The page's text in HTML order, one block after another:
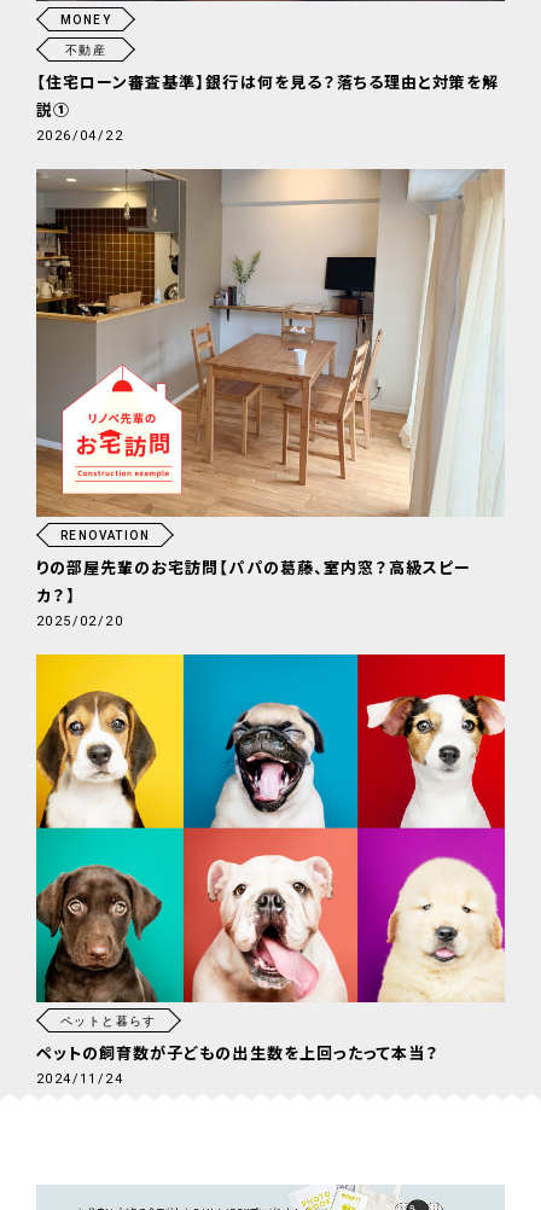
MONEY
不動産
【住宅ローン審査基準】銀行は何を見る？落ちる理由と対策を解
説①
2026/04/22
RENOVATION
りの部屋先輩のお宅訪問【パパの葛藤、室内窓？高級スピー
カ？】
2025/02/20
ペットと暮らす
ペットの飼育数が子どもの出生数を上回ったって本当？
2024/11/24